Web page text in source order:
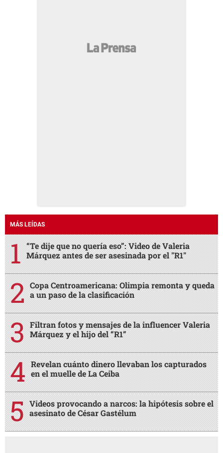
MÁS LEÍDAS
“Te dije que no quería eso”: Video de Valeria
Márquez antes de ser asesinada por el "R1"
Copa Centroamericana: Olimpia remonta y queda
a un paso de la clasificación
Filtran fotos y mensajes de la influencer Valeria
Márquez y el hijo del “R1”
Revelan cuánto dinero llevaban los capturados
en el muelle de La Ceiba
Videos provocando a narcos: la hipótesis sobre el
asesinato de César Gastélum